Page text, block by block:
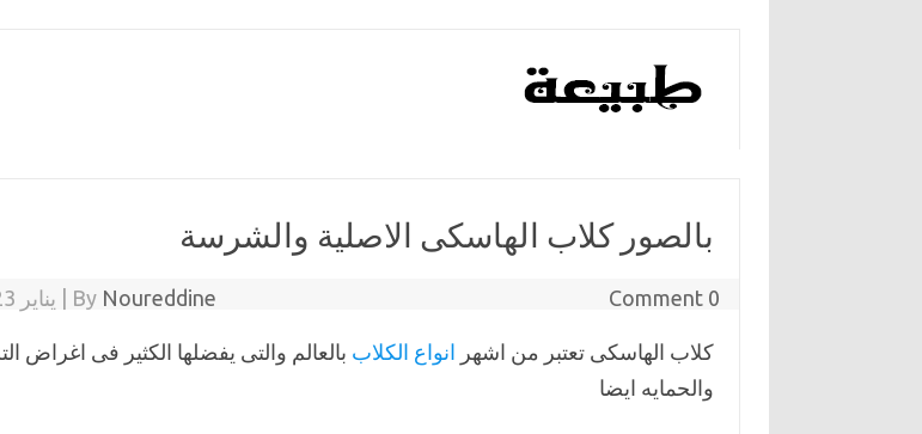
بالصور كلاب الهاسكى الاصلية والشرسة
By Noureddine يناير 23, 2023 0 Comment
كلاب الهاسكى تعتبر من اشهر انواع الكلاب بالعالم والتى يفضلها الكثير فى اغراض
والحمايه ايضا